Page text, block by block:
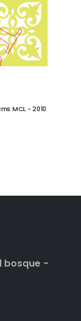
15 x 15cms MCL - 2016
bosque -